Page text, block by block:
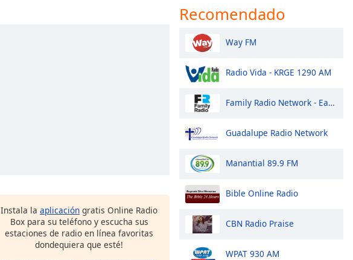
Instala la aplicación gratis Online Radio
Box para su teléfono y escucha sus
estaciones de radio en línea favoritas
dondequiera que esté!
Recomendado
Way FM
Radio Vida - KRGE 1290 AM
Family Radio Network - East Coast
Guadalupe Radio Network
Manantial 89.9 FM
Bible Online Radio
CBN Radio Praise
WPAT 930 AM